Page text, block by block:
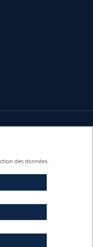
des données.